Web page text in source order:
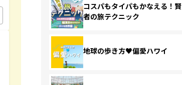
コスパもタイパもかなえる！賢
者の旅テクニック
地球の歩き方♥偏愛ハワイ